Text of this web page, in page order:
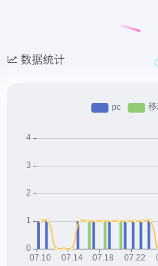
数据统计